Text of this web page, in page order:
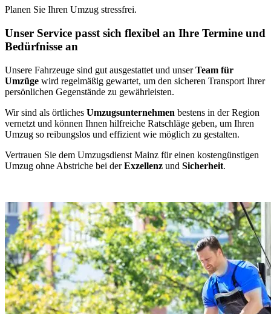
Planen Sie Ihren Umzug stressfrei.
Unser Service passt sich flexibel an Ihre Termine und
Bedürfnisse an
Unsere Fahrzeuge sind gut ausgestattet und unserTeam für
Umzüge wird regelmäßig gewartet, um den sicheren Transport Ihrer
persönlichen Gegenstände zu gewährleisten.
Wir sind als örtliches Umzugsunternehmen bestens in der Region
vernetzt und können Ihnen hilfreiche Ratschläge geben, um Ihren
Umzug so reibungslos und effizient wie möglich zu gestalten.
Vertrauen Sie dem Umzugsdienst Mainz für einen kostengünstigen
Umzug ohne Abstriche bei derExzellenz und Sicherheit.